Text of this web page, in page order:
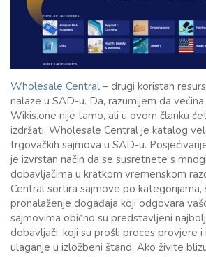
Wholesale Central – drugi koristan
nalaze u SAD-u. Da, razumijem da
Wikis.one nije tamo, ali u ovom članku
izdržati. Wholesale Central je katalog
trgovačkih sajmova u SAD-u.
je izvrstan način da se susretnete s
dobavljačima u kratkom vremenskom
Central sortira sajmove po
pronalaženje događaja koji odgovara
sajmovima obično su predstavljeni
dobavljači, koji su prošli proces provjere i
ulaganje u izložbeni štand. Ako živite